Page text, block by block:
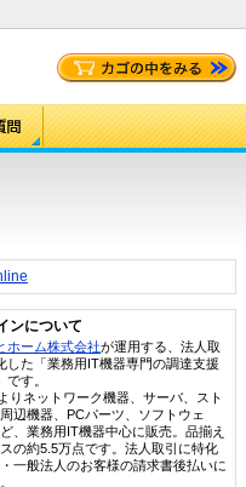
ンについて
ホーム株式会社が運用する、法人取
した「業務用IT機器専門の調達支援
です。
りネットワーク機器、サーバ、スト
辺機器、PCパーツ、ソフトウェ
、業務用IT機器中心に販売。品揃え
の約5.5万点です。法人取引に特化
一般法人のお客様の請求書後払いに